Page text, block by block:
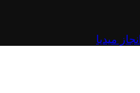
انجاز ميديا